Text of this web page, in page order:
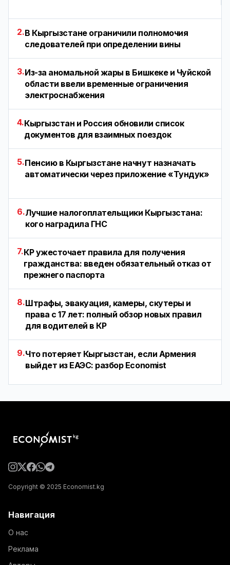
2.В Кыргызстане ограничили полномочия
следователей при определении вины
3.Из-за аномальной жары в Бишкеке и Чуйской
области ввели временные ограничения
электроснабжения
4.Кыргызстан и Россия обновили список
документов для взаимных поездок
5.Пенсию в Кыргызстане начнут назначать
автоматически через приложение «Тундук»
6.Лучшие налогоплательщики Кыргызстана:
кого наградила ГНС
7.КР ужесточает правила для получения
гражданства: введен обязательный отказ от
прежнего паспорта
8.Штрафы, эвакуация, камеры, скутеры и
права с 17 лет: полный обзор новых правил
для водителей в КР
9.Что потеряет Кыргызстан, если Армения
выйдет из ЕАЭС: разбор Economist
Copyright © 2025 Economist.kg
Навигация
О нас
Реклама